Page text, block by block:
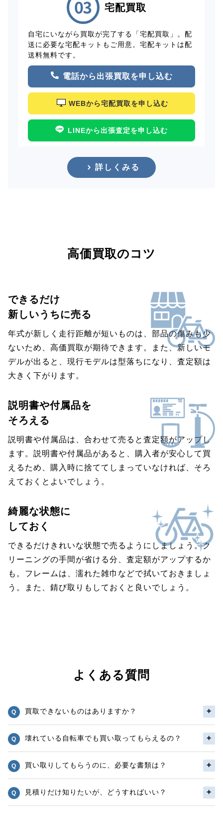
宅配買取
自宅にいながら買取が完了する「宅配買取」。配
送に必要な宅配キットもご用意。宅配キットは配
送料無料です。
電話から出張買取を申し込む
WEBから宅配買取を申し込む
LINEから出張査定を申し込む
詳しくみる
高価買取のコツ
できるだけ
新しいうちに売る
年式が新しく走行距離が短いものは、部品の傷みも少
ないため、高価買取が期待できます。また、新しいモ
デルが出ると、現行モデルは型落ちになり、査定額は
大きく下がります。
説明書や付属品を
そろえる
説明書や付属品は、合わせて売ると査定額がアップし
ます。説明書や付属品があると、購入者が安心して買
えるため、購入時に捨ててしまっていなければ、そろ
えておくとよいでしょう。
綺麗な状態に
しておく
できるだけきれいな状態で売るようにしましょう。ク
リーニングの手間が省ける分、査定額がアップするか
も。フレームは、濡れた雑巾などで拭いておきましょ
う。また、錆び取りもしておくと良いでしょう。
よくある質問
買取できないものはありますか？
壊れている自転車でも買い取ってもらえるの？
買い取りしてもらうのに、必要な書類は？
見積りだけ知りたいが、どうすればいい？